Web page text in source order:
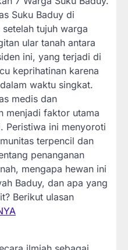
Suku Baduy di
tujuh warga
ular tanah antara
ini, yang terjadi di
keprihatinan karena
waktu singkat.
medis dan
menjadi faktor utama
Peristiwa ini menyoroti
terpencil dan
penanganan
mengapa hewan ini
Baduy, dan apa yang
Berikut ulasan